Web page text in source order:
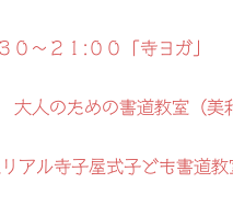
０～２１:００「寺ヨガ」
人のための書道教室（美
アル寺子屋式子ども書道教